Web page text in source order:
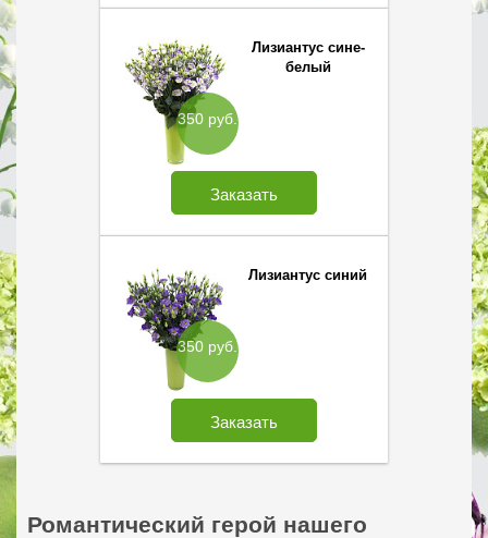
350 руб.
Лизиантус сине-
белый
Заказать
350 руб.
Лизиантус синий
Заказать
Романтический герой нашего